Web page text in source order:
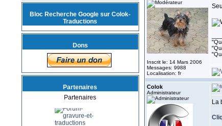
Bloc Recherche Google sur Colok-
Traductions
Dons
Partenaires
Partenaires
Inscrit le: 14 Mars 2006
Messages: 9988
Localisation: fr
Colok
Administrateur
La